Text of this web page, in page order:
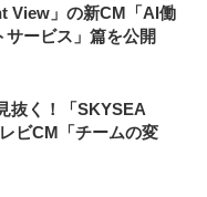
View」の新CM「AI働
サービス」篇を公開
抜く！「SKYSEA
ビCM「チームの変